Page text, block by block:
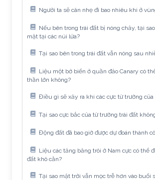
Người ta sẽ cân nhẹ đi bao nhiêu khi ở
Nếu bên trong trái đất bị nóng chảy, tại
mặt tại các núi lửa?
Tại sao bên trong trái đất vẫn nóng sau
Liệu một bờ biển ở quần đảo Canary có
thần lớn không?
Điều gì sẽ xảy ra khi các cực từ trường
Tại sao cực bắc của từ trường trái đất
Động đất đã bao giờ được dự đoán thành
Liệu các tảng băng trôi ở Nam cực có thể
đất khô cằn?
Tại sao mặt trời vẫn mọc trễ hơn vào buổi